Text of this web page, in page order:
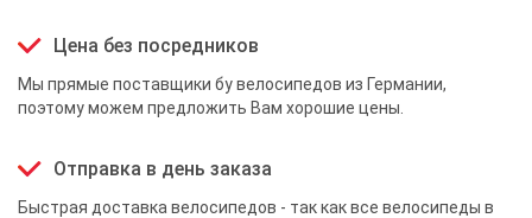
Цена без посредников
Мы прямые поставщики бу велосипедов из Германии,
поэтому можем предложить Вам хорошие цены.
Отправка в день заказа
Быстрая доставка велосипедов - так как все велосипеды в